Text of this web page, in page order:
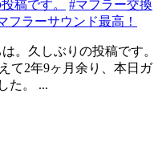
稿です。
#マフラー交換
フラーサウンド最高！
。久しぶりの投稿です。
て2年9ヶ月余り、本日ガ
た。 ...